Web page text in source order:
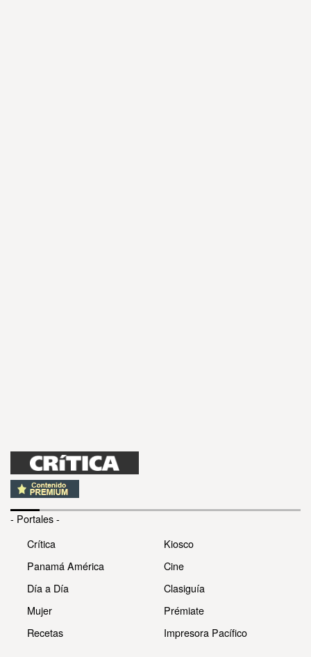
- Portales -
Crítica
Panamá América
Día a Día
Mujer
Recetas
Kiosco
Cine
Clasiguía
Prémiate
Impresora Pacífico